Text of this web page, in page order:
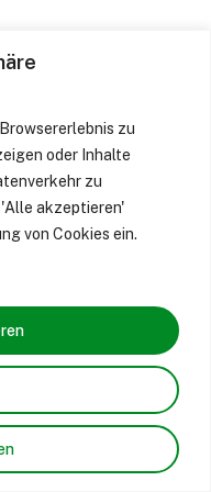
zu
oder Inhalte
zu
akzeptieren'
von Cookies ein.